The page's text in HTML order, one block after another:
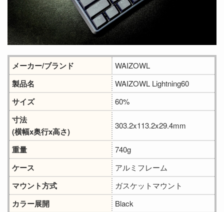
メーカー/ブランド WAIZOWL
製品名 WAIZOWL Lightning60
サイズ 60%
寸法
(横幅x奥行x高さ)
303.2x113.2x29.4mm
重量 740g
ケース アルミフレーム
マウント方式 ガスケットマウント
カラー展開 Black